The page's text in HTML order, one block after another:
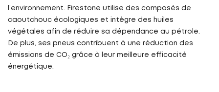
l’environnement. Firestone utilise des composés de
caoutchouc écologiques et intègre des huiles
végétales afin de réduire sa dépendance au pétrole.
De plus, ses pneus contribuent à une réduction des
émissions de CO₂ grâce à leur meilleure efficacité
énergétique.